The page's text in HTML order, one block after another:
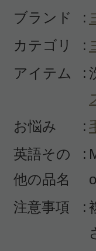
まず肌への
は無いの
使いたい
【私の使
はこれまた
くパッテ
す。そして
うに抑え
ブランド :
カテゴリ
:
アイテム
:
お悩み
:
英語その
他の品名
:
注意事項
: